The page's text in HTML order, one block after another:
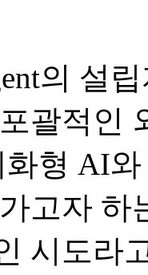
의 설
괄적인
화형 AI
고자
시도라